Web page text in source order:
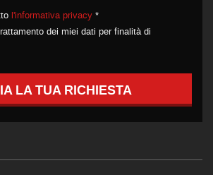
l'informativa privacy *
dei miei dati per finalità di
LA TUA RICHIESTA